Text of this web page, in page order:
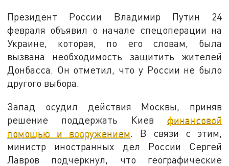
Президент России Владимир Путин 24
февраля объявил о начале спецоперации на
Украине, которая, по его словам, была
вызвана необходимость защитить жителей
Донбасса. Он отметил, что у России не было
другого выбора.
Запад осудил действия Москвы, приняв
решение поддержать Киев финансовой
помощью и вооружением. В связи с этим,
министр иностранных дел России Сергей
Лавров подчеркнул, что географические